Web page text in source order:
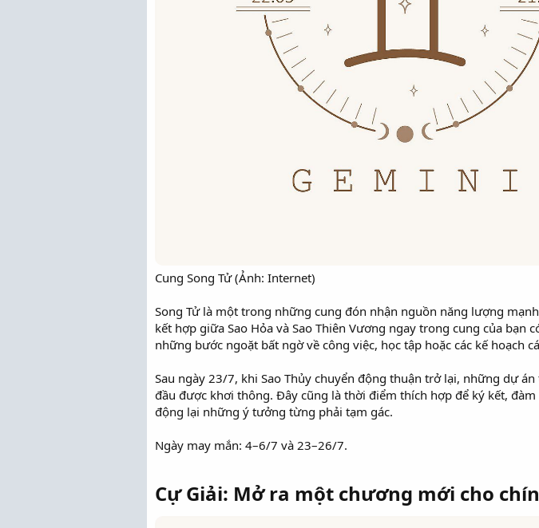
Cung Song Tử (Ảnh: Internet)
Song Tử là một trong những cung đón nhận nguồn năng lượng
kết hợp giữa Sao Hỏa và Sao Thiên Vương ngay trong cung của bạn
những bước ngoặt bất ngờ về công việc, học tập hoặc các kế hoạch
Sau ngày 23/7, khi Sao Thủy chuyển động thuận trở lại, những dự
đầu được khơi thông. Đây cũng là thời điểm thích hợp để ký kết, đàm
động lại những ý tưởng từng phải tạm gác.
Ngày may mắn: 4–6/7 và 23–26/7.
Cự Giải: Mở ra một chương mới cho